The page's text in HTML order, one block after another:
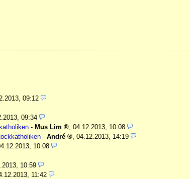
09:12
09:34
- Mus Lim , 04.12.2013, 10:08
- André , 04.12.2013, 14:19
10:08
10:59
11:42